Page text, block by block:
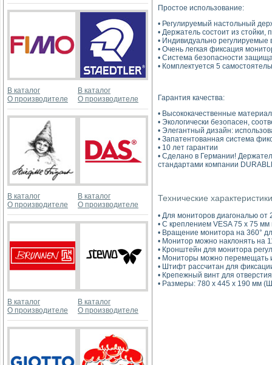
В каталог
О производителе
В каталог
О производителе
В каталог
О производителе
В каталог
О производителе
В каталог
О производителе
В каталог
О производителе
Простое использование:
• Регулируемый настольный
• Держатель состоит из
• Индивидуально
• Очень легкая фиксация
• Система безопасности
• Комплектуется 5
Гарантия качества:
• Высококачественные
• Экологически безопасен,
• Элегантный дизайн:
• Запатентованная система
• 10 лет гарантии
• Сделано в Германии!
стандартами компании
Технические характеристики
• Для мониторов диагональю от
• С креплением VESA 75 х 75
• Вращение монитора на 360°
• Монитор можно наклонять на
• Кронштейн для монитора
• Мониторы можно перемещать
• Штифт рассчитан для
• Крепежный винт для
• Размеры: 780 х 445 х 190 мм